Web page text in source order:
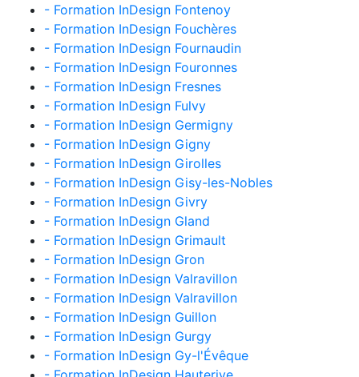
- Formation InDesign Fontenoy
- Formation InDesign Fouchères
- Formation InDesign Fournaudin
- Formation InDesign Fouronnes
- Formation InDesign Fresnes
- Formation InDesign Fulvy
- Formation InDesign Germigny
- Formation InDesign Gigny
- Formation InDesign Girolles
- Formation InDesign Gisy-les-Nobles
- Formation InDesign Givry
- Formation InDesign Gland
- Formation InDesign Grimault
- Formation InDesign Gron
- Formation InDesign Valravillon
- Formation InDesign Valravillon
- Formation InDesign Guillon
- Formation InDesign Gurgy
- Formation InDesign Gy-l'Évêque